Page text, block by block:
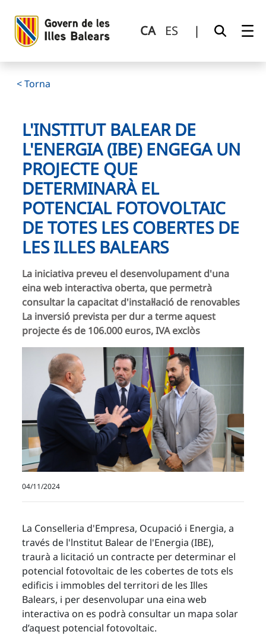
CA ES |
< Torna
L'INSTITUT BALEAR DE
L'ENERGIA (IBE) ENGEGA UN
PROJECTE QUE
DETERMINARÀ EL
POTENCIAL FOTOVOLTAIC
DE TOTES LES COBERTES DE
LES ILLES BALEARS
La iniciativa preveu el desenvolupament d'una
eina web interactiva oberta, que permetrà
consultar la capacitat d'instal·lació de renovables
La inversió prevista per dur a terme aquest
projecte és de 106.000 euros, IVA exclòs
04/11/2024
La Conselleria d'Empresa, Ocupació i Energia, a
través de l'lnstitut Balear de l'Energia (IBE),
traurà a licitació un contracte per determinar el
potencial fotovoltaic de les cobertes de tots els
edificis i immobles del territori de les Illes
Balears, i per desenvolupar una eina web
interactiva on es podrà consultar un mapa solar
d’aquest potencial fotovoltaic.